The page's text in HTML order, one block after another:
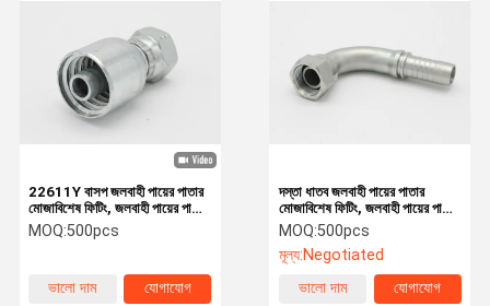
22611Y বাসপ জলবাহী পায়ের পাতার
মোজাবিশেষ ফিটিং, জলবাহী পায়ের পাতার
মোজাবিশেষ পাইপ ফিটিং (22611Y)
MOQ:500pcs
ভালো দাম যোগাযোগ
দস্তা ধাতব জলবাহী পায়ের পাতার
মোজাবিশেষ ফিটিং, জলবাহী পায়ের পাতার
মোজাবিশেষ এবং জিনিসপত্র
(22691)
MOQ:500pcs
মূল্য:Negotiated
ভালো দাম
যোগাযোগ